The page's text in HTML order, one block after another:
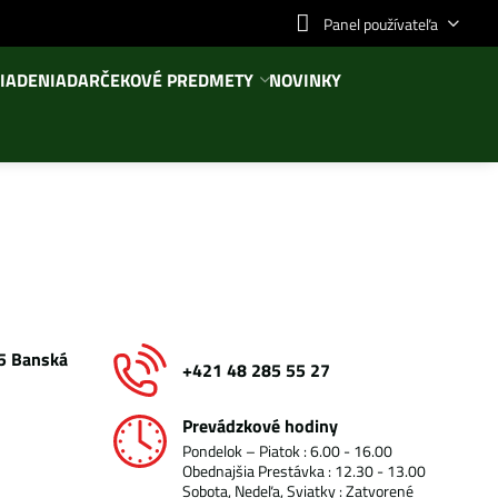
Panel používateľa
DARČEKOVÉ PREDMETY NOVINKY
Banská +421 48 285 55 27
Prevádzkové hodiny
Pondelok – Piatok : 6.00 - 16.00
Obednajšia Prestávka : 12.30 - 13.00
Sobota, Nedeľa, Sviatky : Zatvorené